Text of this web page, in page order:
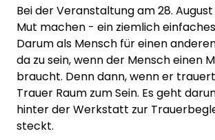
Bei der Veranstaltung am 28.
Mut machen - ein ziemlich
Darum als Mensch für einen
da zu sein, wenn der Mensch einen
braucht. Denn dann, wenn er
Trauer Raum zum Sein. Es geht
hinter der Werkstatt zur
steckt.